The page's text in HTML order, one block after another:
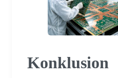
Konklusion